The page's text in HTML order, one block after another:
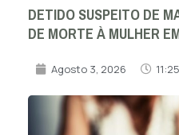
DETIDO SUSPEITO DE
DE MORTE À MULHER
Agosto 3, 2026 11:25